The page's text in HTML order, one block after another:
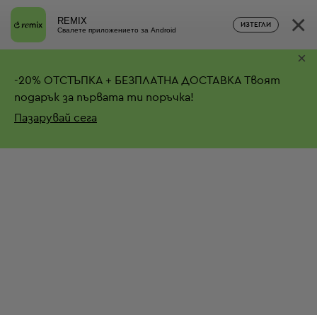
REMIX
Свалете приложението за Android
ИЗТЕГЛИ ×
-20% ОТСТЪПКА + БЕЗПЛАТНА ДОСТАВКА Твоят
подарък за първата ти поръчка!
Пазарувай сега
×